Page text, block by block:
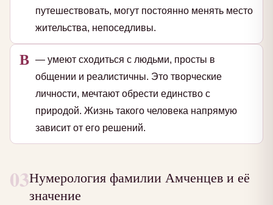
путешествовать, могут постоянно менять место
жительства, непоседливы.
В — умеют сходиться с людьми, просты в
общении и реалистичны. Это творческие
личности, мечтают обрести единство с
природой. Жизнь такого человека напрямую
зависит от его решений.
03Нумерология фамилии Амченцев и её
значение